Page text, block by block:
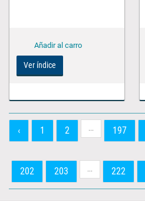
Ver índice
‹ 1 2 ... 197
202
203 ... 222